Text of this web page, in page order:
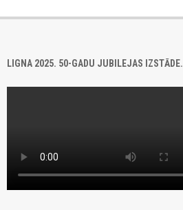
LIGNA 2025. 50-GADU JUBILEJAS IZSTĀDE.